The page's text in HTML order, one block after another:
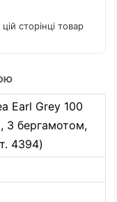
сторінці товар
Earl Grey 100
З бергамотом,
4394)